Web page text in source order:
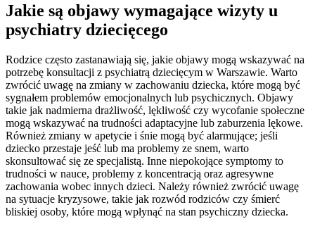
Jakie są objawy wymagające wizyty u
psychiatry dziecięcego
Rodzice często zastanawiają się, jakie objawy mogą wskazywać na
potrzebę konsultacji z psychiatrą dziecięcym w Warszawie. Warto
zwrócić uwagę na zmiany w zachowaniu dziecka, które mogą być
sygnałem problemów emocjonalnych lub psychicznych. Objawy
takie jak nadmierna drażliwość, lękliwość czy wycofanie społeczne
mogą wskazywać na trudności adaptacyjne lub zaburzenia lękowe.
Również zmiany w apetycie i śnie mogą być alarmujące; jeśli
dziecko przestaje jeść lub ma problemy ze snem, warto
skonsultować się ze specjalistą. Inne niepokojące symptomy to
trudności w nauce, problemy z koncentracją oraz agresywne
zachowania wobec innych dzieci. Należy również zwrócić uwagę
na sytuacje kryzysowe, takie jak rozwód rodziców czy śmierć
bliskiej osoby, które mogą wpłynąć na stan psychiczny dziecka.